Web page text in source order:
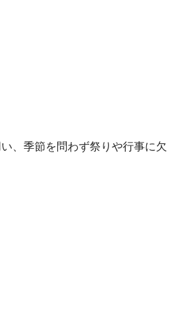
、季節を問わず祭りや行事に欠